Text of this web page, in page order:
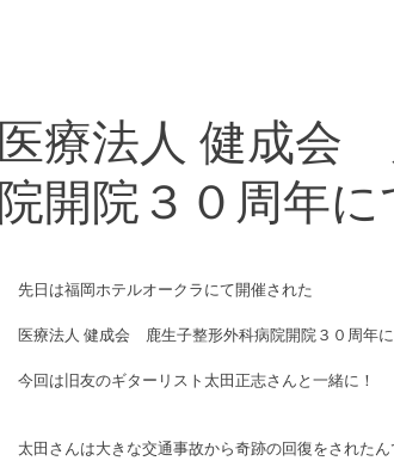
医療法人 健成会
院開院３０周年に
先日は福岡ホテルオークラにて開催された
医療法人 健成会　鹿生子整形外科病院開院３０周年
今回は旧友のギターリスト太田正志さんと一緒に！
太田さんは大きな交通事故から奇跡の回復をされたん